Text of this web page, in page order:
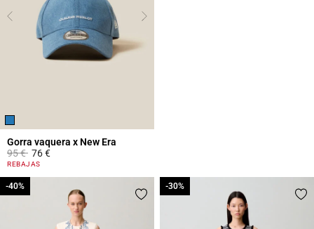
Gorra vaquera x New Era
Price reduced from
95 €to76 €
5 out of 5 Customer Rating
REBAJAS
-40%
-40% -30%
-30%